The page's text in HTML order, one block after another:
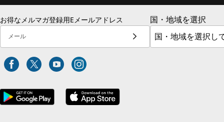
お得なメルマガ登録用Eメールアドレス
メール
国・地域を選択